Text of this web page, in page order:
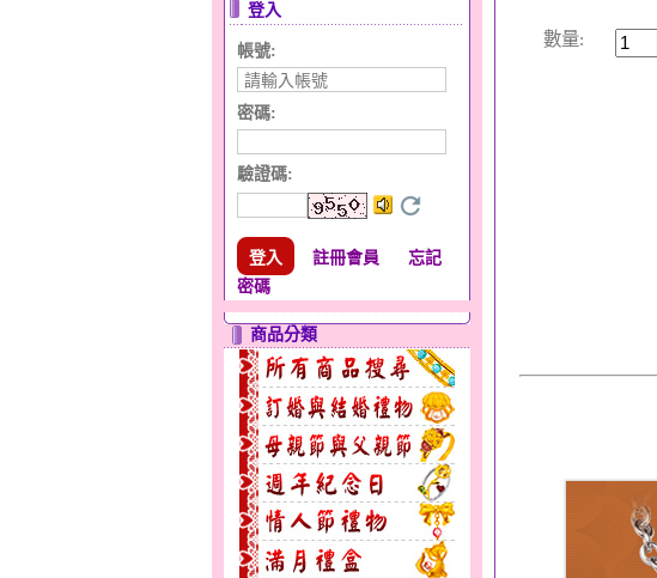
登入
帳號:
密碼:
驗證碼:
註冊會員
忘記
密碼
商品分類
數量: